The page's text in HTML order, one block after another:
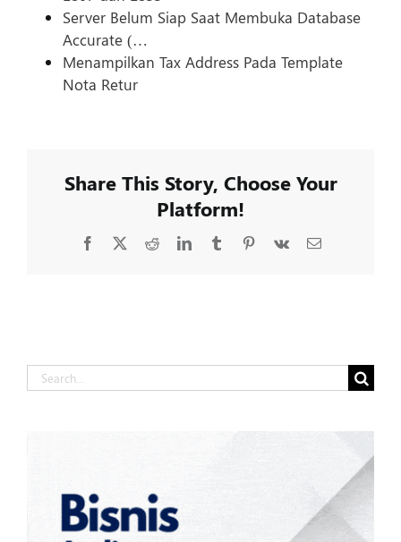
Server Belum Siap Saat Membuka Database
Accurate (…
Menampilkan Tax Address Pada Template
Nota Retur
Share This Story, Choose Your
Platform!
Facebook
X RedditLinkedInTumblrPinterest
Vk Email
Search
for: